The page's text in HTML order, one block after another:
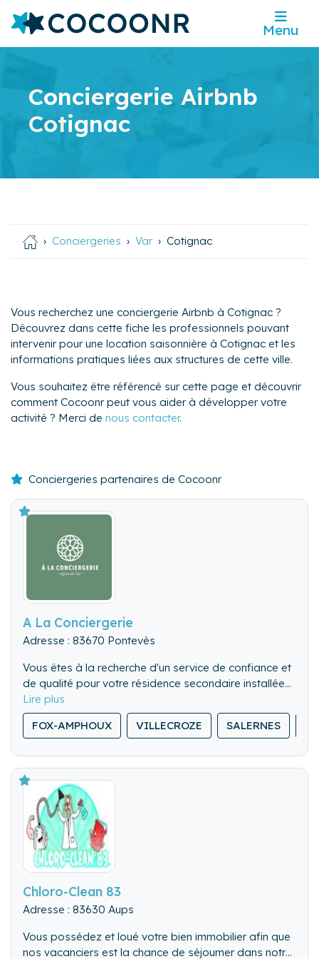
Menu
Conciergerie Airbnb
Cotignac
Conciergeries Var Cotignac
Vous recherchez une conciergerie Airbnb à Cotignac ?
Découvrez dans cette fiche les professionnels pouvant
intervenir pour une location saisonnière à Cotignac et les
informations pratiques liées aux structures de cette ville.
Vous souhaitez être référencé sur cette page et découvrir
comment Cocoonr peut vous aider à développer votre
activité ? Merci de nous contacter.
Conciergeries partenaires de Cocoonr
A La Conciergerie
Adresse : 83670 Pontevès
Vous êtes à la recherche d'un service de confiance et
de qualité pour votre résidence secondaire installée
dans le Haut Var.
A la Conciergerie se fait un devoir de répondre à vos
attentes :
- Multi-service (fixons ensemble la prestation en
fonction de vos attentes)
- Qualité (sérieux, responsable et investie)
FOX-AMPHOUX VILLECROZE SALERNES
Chloro-Clean 83
Adresse : 83630 Aups
Vous possédez et loué votre bien immobilier afin que
nos vacanciers est la chance de séjourner dans notre